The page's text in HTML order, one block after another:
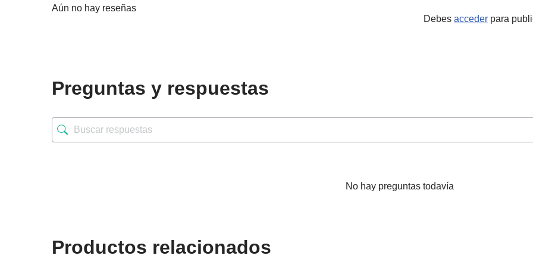
Aún no hay reseñas
Debes acceder para
Preguntas y respuestas
No hay preguntas todavía
Productos relacionados